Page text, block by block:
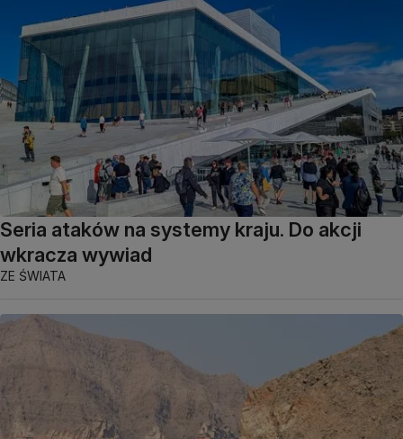
Seria ataków na systemy kraju. Do akcji
wkracza wywiad
ZE ŚWIATA